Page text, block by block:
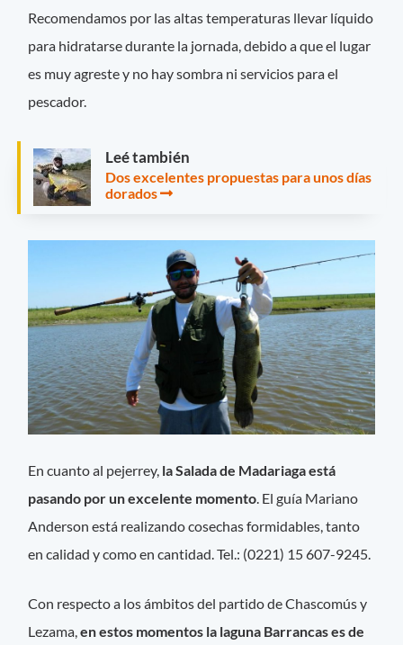
Recomendamos por las altas temperaturas llevar líquido
para hidratarse durante la jornada, debido a que el lugar
es muy agreste y no hay sombra ni servicios para el
pescador.
Leé también
Dos excelentes propuestas para unos días
dorados
En cuanto al pejerrey, la Salada de Madariaga está
pasando por un excelente momento. El guía Mariano
Anderson está realizando cosechas formidables, tanto
en calidad y como en cantidad. Tel.: (0221) 15 607-9245.
Con respecto a los ámbitos del partido de Chascomús y
Lezama,en estos momentos la laguna Barrancas es de